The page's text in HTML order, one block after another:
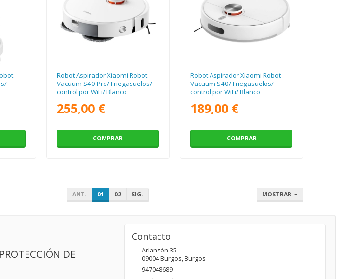
Robot Aspirador Xiaomi Robot
Vacuum S40 Pro/ Friegasuelos/
control por WiFi/ Blanco
255,00 €
COMPRAR
Robot Aspirador Xiaomi Robot
Vacuum S40/ Friegasuelos/
control por WiFi/ Blanco
189,00 €
COMPRAR
ANT. 01 02 SIG. MOSTRAR
DE
Contacto
Arlanzón 35
09004Burgos,Burgos
947048689